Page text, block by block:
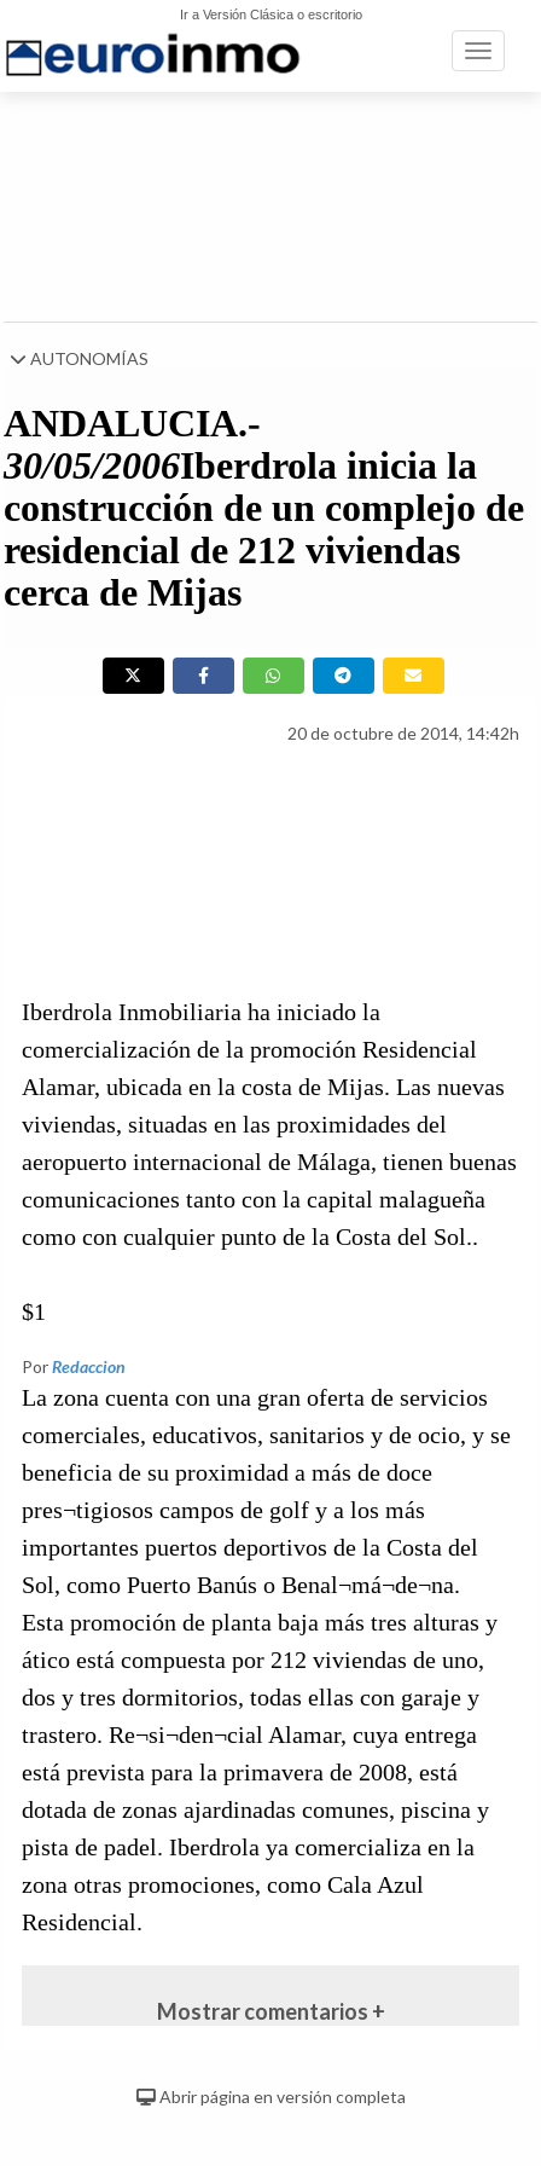
Ir a Versión Clásica o escritorio
Toggle
AUTONOMÍAS
ANDALUCIA.-
30/05/2006Iberdrola inicia la
construcción de un complejo de
residencial de 212 viviendas
cerca de Mijas
20 de octubre de 2014, 14:42h
Iberdrola Inmobiliaria ha iniciado la
comercialización de la promoción Residencial
Alamar, ubicada en la costa de Mijas. Las nuevas
viviendas, situadas en las proximidades del
aeropuerto internacional de Málaga, tienen buenas
comunicaciones tanto con la capital malagueña
como con cualquier punto de la Costa del Sol..
$1
PorRedaccion
La zona cuenta con una gran oferta de servicios
comerciales, educativos, sanitarios y de ocio, y se
beneficia de su proximidad a más de doce
pres¬tigiosos campos de golf y a los más
importantes puertos deportivos de la Costa del
Sol, como Puerto Banús o Benal¬má¬de¬na.
Esta promoción de planta baja más tres alturas y
ático está compuesta por 212 viviendas de uno,
dos y tres dormitorios, todas ellas con garaje y
trastero. Re¬si¬den¬cial Alamar, cuya entrega
está prevista para la primavera de 2008, está
dotada de zonas ajardinadas comunes, piscina y
pista de padel. Iberdrola ya comercializa en la
zona otras promociones, como Cala Azul
Residencial.
Mostrar comentarios +
Abrir página en versión completa